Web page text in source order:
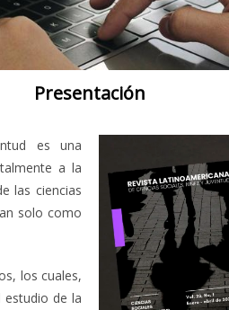
Presentación
es una
a la
las ciencias
solo como
los cuales,
estudio de la